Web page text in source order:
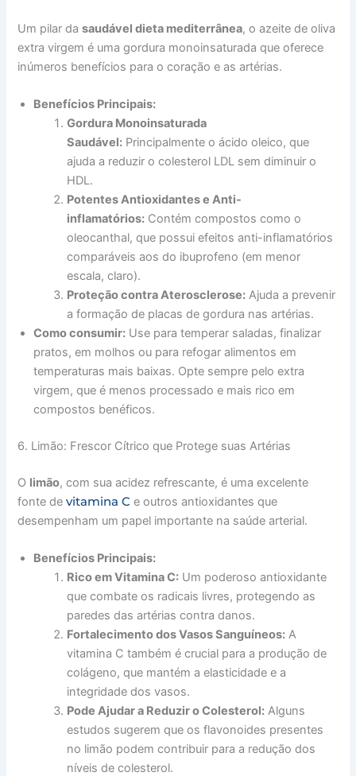
Um pilar dasaudável dieta mediterrânea, o azeite de oliva
extra virgem é uma gordura monoinsaturada que oferece
inúmeros benefícios para o coração e as artérias.
Benefícios Principais:
Gordura Monoinsaturada
Saudável: Principalmente o ácido oleico, que
ajuda a reduzir o colesterol LDL sem diminuir o
HDL.
Potentes Antioxidantes e Anti-
inflamatórios: Contém compostos como o
oleocanthal, que possui efeitos anti-inflamatórios
comparáveis aos do ibuprofeno (em menor
escala, claro).
Proteção contra Aterosclerose: Ajuda a prevenir
a formação de placas de gordura nas artérias.
Como consumir: Use para temperar saladas, finalizar
pratos, em molhos ou para refogar alimentos em
temperaturas mais baixas. Opte sempre pelo extra
virgem, que é menos processado e mais rico em
compostos benéficos.
6. Limão: Frescor Cítrico que Protege suas Artérias
O limão, com sua acidez refrescante, é uma excelente
fonte devitamina C e outros antioxidantes que
desempenham um papel importante na saúde arterial.
Benefícios Principais:
Rico em Vitamina C: Um poderoso antioxidante
que combate os radicais livres, protegendo as
paredes das artérias contra danos.
Fortalecimento dos Vasos Sanguíneos: A
vitamina C também é crucial para a produção de
colágeno, que mantém a elasticidade e a
integridade dos vasos.
Pode Ajudar a Reduzir o Colesterol: Alguns
estudos sugerem que os flavonoides presentes
no limão podem contribuir para a redução dos
níveis de colesterol.